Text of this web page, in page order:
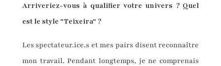
Arriveriez-vous à qualifier votre univers ? Quel
est le style "Teixeira" ?
Les spectateur.ice.s et mes pairs disent reconnaître
mon travail. Pendant longtemps, je ne comprenais